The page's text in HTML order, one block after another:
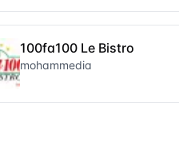
100fa100 Le Bistro
mohammedia